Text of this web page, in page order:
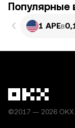
Популярные
1 APEв
©2017 — 2026